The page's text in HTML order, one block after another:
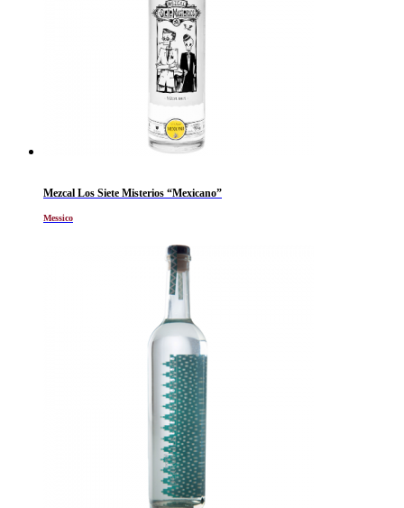
Al momento non disponibile
Mezcal Los Siete Misterios “Mexicano”
Messico